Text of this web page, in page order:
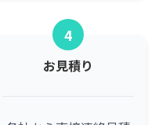
4
お見積り